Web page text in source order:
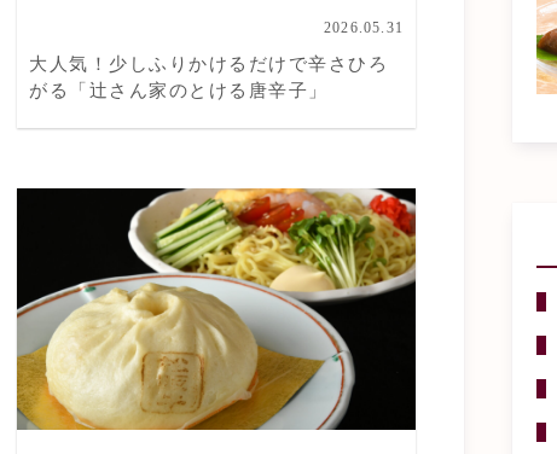
2026.05.31
大人気！少しふりかけるだけで辛さひろ
がる「辻󠄀さん家のとける唐辛子」